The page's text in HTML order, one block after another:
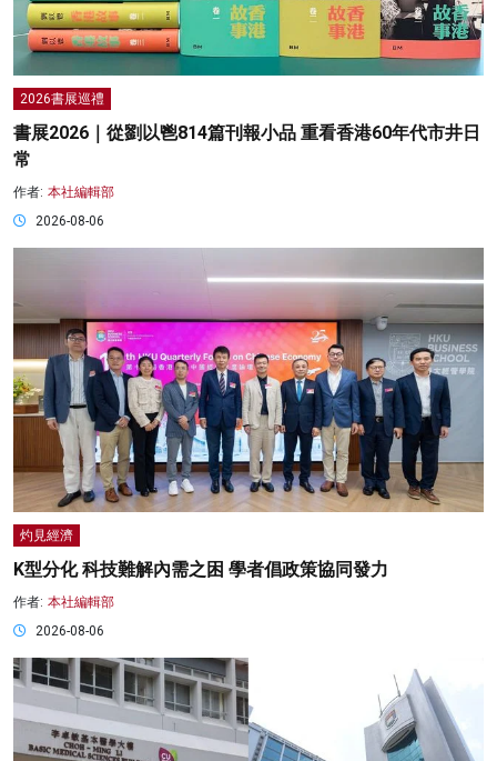
2026書展巡禮
書展2026｜從劉以鬯814篇刊報小品 重看香港60年代市井日
常
作者: 本社編輯部
2026-08-06
灼見經濟
K型分化 科技難解內需之困 學者倡政策協同發力
作者: 本社編輯部
2026-08-06